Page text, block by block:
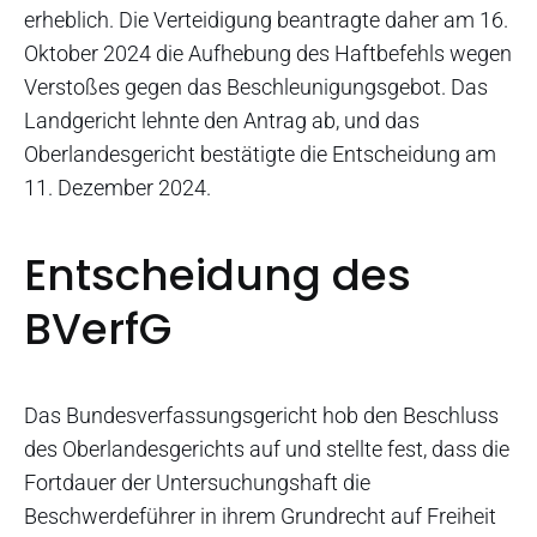
erheblich. Die Verteidigung beantragte daher am 16.
Oktober 2024 die Aufhebung des Haftbefehls wegen
Verstoßes gegen das Beschleunigungsgebot. Das
Landgericht lehnte den Antrag ab, und das
Oberlandesgericht bestätigte die Entscheidung am
11. Dezember 2024.
Entscheidung des
BVerfG
Das Bundesverfassungsgericht hob den Beschluss
des Oberlandesgerichts auf und stellte fest, dass die
Fortdauer der Untersuchungshaft die
Beschwerdeführer in ihrem Grundrecht auf Freiheit